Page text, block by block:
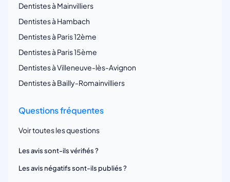
Dentistes à Mainvilliers
Dentistes à Hambach
Dentistes à Paris 12ème
Dentistes à Paris 15ème
Dentistes à Villeneuve-lès-Avignon
Dentistes à Bailly-Romainvilliers
Questions fréquentes
Voir toutes les questions
Les avis sont-ils vérifiés ?
Les avis négatifs sont-ils publiés ?